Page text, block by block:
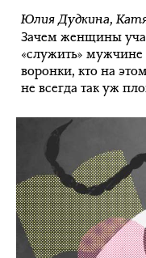
Юлия Дудкина,
Зачем женщины
«служить» мужчине
воронки, кто на
не всегда так уж